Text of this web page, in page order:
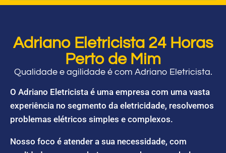
Adriano Eletricista 24 Horas
Perto de Mim
Qualidade e agilidade é com Adriano Eletricista.
O Adriano Eletricista é uma empresa com uma vasta
experiência no segmento da eletricidade, resolvemos
problemas elétricos simples e complexos.
Nosso foco é atender a sua necessidade, com